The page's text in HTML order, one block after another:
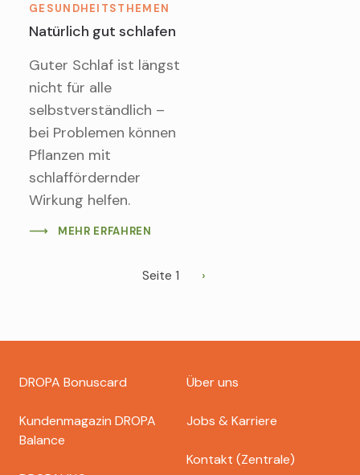
GESUNDHEITSTHEMEN
Natürlich gut schlafen
Guter Schlaf ist längst
nicht für alle
selbstverständlich –
bei Problemen können
Pflanzen mit
schlaffördernder
Wirkung helfen.
MEHR ERFAHREN
Seitennummerierung
Seite 1
Nächste
Footer
dropa
DROPA Bonuscard
Kundenmagazin DROPA
Balance
Über uns
Jobs & Karriere
Kontakt (Zentrale)